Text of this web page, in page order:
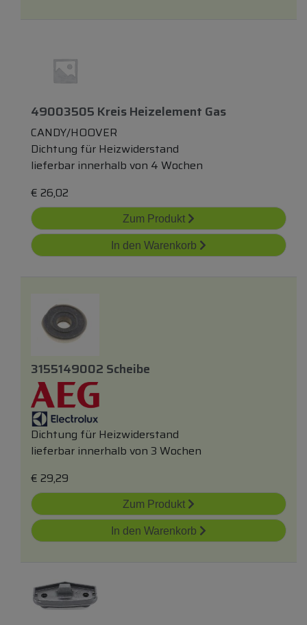
49003505 Kreis Heizelement Gas
CANDY/HOOVER
Dichtung für Heizwiderstand
lieferbar innerhalb von 4 Wochen
€ 26,02
Zum Produkt
In den Warenkorb
3155149002 Scheibe
Dichtung für Heizwiderstand
lieferbar innerhalb von 3 Wochen
€ 29,29
Zum Produkt
In den Warenkorb